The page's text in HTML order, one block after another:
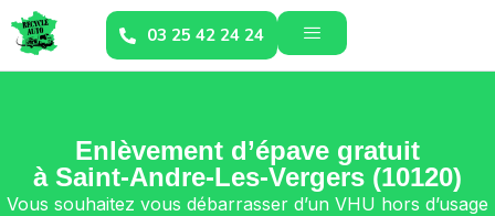
03 25 42 24 24
Enlèvement d’épave gratuit
à Saint-Andre-Les-Vergers (10120)
Vous souhaitez vous débarrasser d’un VHU hors d’usage